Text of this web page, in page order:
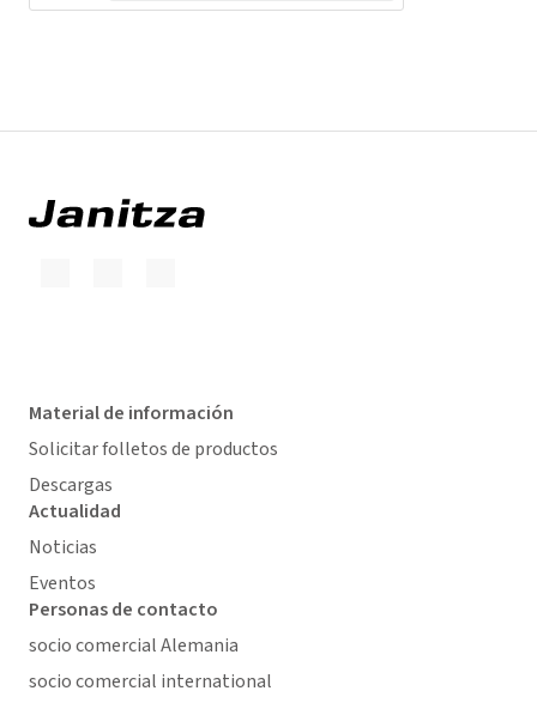
Material de información
Solicitar folletos de productos
Descargas
Actualidad
Noticias
Eventos
Personas de contacto
socio comercial Alemania
socio comercial international